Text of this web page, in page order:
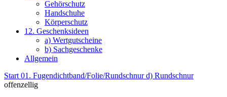
Gehörschutz
Handschuhe
Körperschutz
12. Geschenksideen
a) Wertgutscheine
b) Sachgeschenke
Allgemein
Start 01. Fugendichtband/Folie/Rundschnurd) Rundschnur
offenzellig